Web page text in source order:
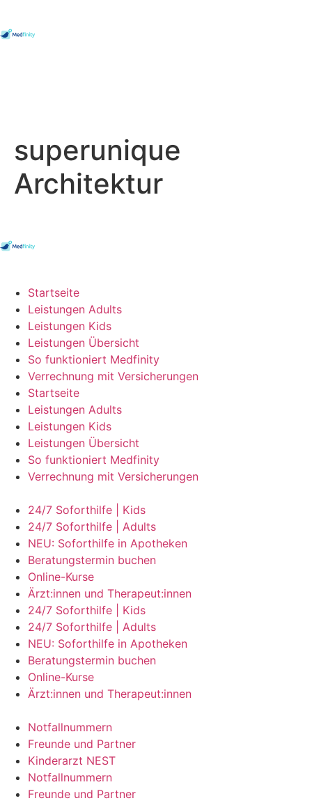
superunique
Architektur
Startseite
Leistungen Adults
Leistungen Kids
Leistungen Übersicht
So funktioniert Medfinity
Verrechnung mit Versicherungen
Startseite
Leistungen Adults
Leistungen Kids
Leistungen Übersicht
So funktioniert Medfinity
Verrechnung mit Versicherungen
24/7 Soforthilfe | Kids
24/7 Soforthilfe | Adults
NEU: Soforthilfe in Apotheken
Beratungstermin buchen
Online-Kurse
Ärzt:innen und Therapeut:innen
24/7 Soforthilfe | Kids
24/7 Soforthilfe | Adults
NEU: Soforthilfe in Apotheken
Beratungstermin buchen
Online-Kurse
Ärzt:innen und Therapeut:innen
Notfallnummern
Freunde und Partner
Kinderarzt NEST
Notfallnummern
Freunde und Partner